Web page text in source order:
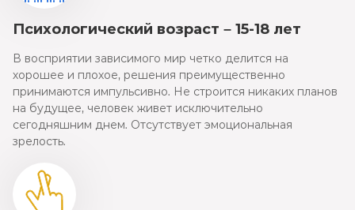
Психологический возраст – 15-18 лет
В восприятии зависимого мир четко делится на
хорошее и плохое, решения преимущественно
принимаются импульсивно. Не строится никаких планов
на будущее, человек живет исключительно
сегодняшним днем. Отсутствует эмоциональная
зрелость.